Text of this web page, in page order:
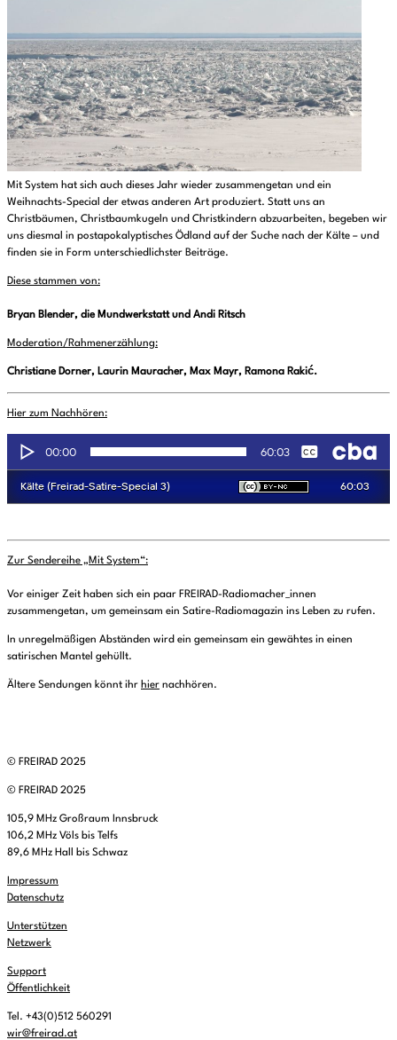
Mit System hat sich auch dieses Jahr wieder zusammengetan und ein
Weihnachts-Special der etwas anderen Art produziert. Statt uns an
Christbäumen, Christbaumkugeln und Christkindern abzuarbeiten, begeben wir
uns diesmal in postapokalyptisches Ödland auf der Suche nach der Kälte – und
finden sie in Form unterschiedlichster Beiträge.
Diese stammen von:
Bryan Blender, die Mundwerkstatt und Andi Ritsch
Moderation/Rahmenerzählung:
Christiane Dorner, Laurin Mauracher, Max Mayr, Ramona Rakić.
Hier zum Nachhören:
Zur Sendereihe „Mit System“:
Vor einiger Zeit haben sich ein paar FREIRAD-Radiomacher_innen
zusammengetan, um gemeinsam ein Satire-Radiomagazin ins Leben zu rufen.
In unregelmäßigen Abständen wird ein gemeinsam ein gewähtes in einen
satirischen Mantel gehüllt.
Ältere Sendungen könnt ihr hier nachhören.
© FREIRAD 2025
© FREIRAD 2025
105,9 MHz Großraum Innsbruck
106,2 MHz Völs bis Telfs
89,6 MHz Hall bis Schwaz
Impressum
Datenschutz
Unterstützen
Netzwerk
Support
Öffentlichkeit
Tel. +43(0)512 560291
wir@freirad.at